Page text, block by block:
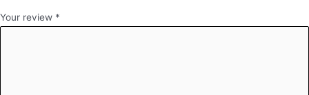
Your review *